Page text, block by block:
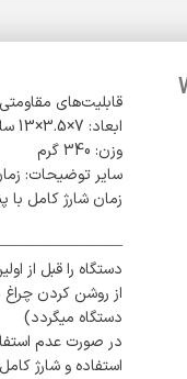
قابلیت‌های
ابعاد: 7×3.5×13 سانتی‌متر
وزن: 340 گرم
سایر توضیحات: زمان
زمان شارژ کامل با پنل
دستگاه را قبل از
از روشن کردن
دستگاه میگردد)
استفاده و شارژ